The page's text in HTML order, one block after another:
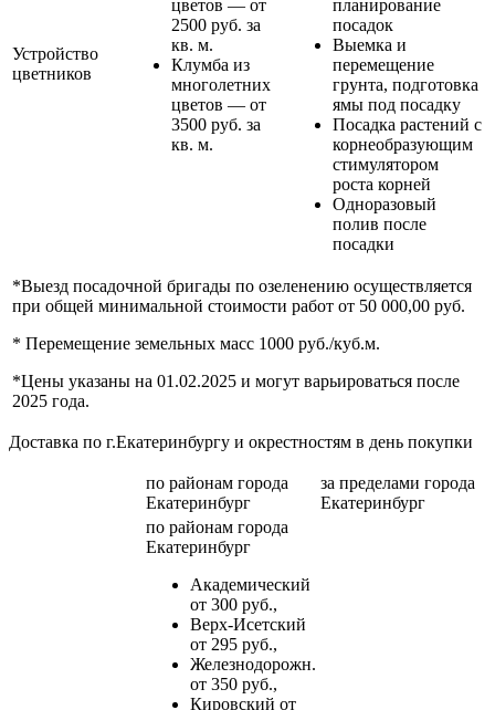
Устройство
цветников
цветов — от
2500 руб. за
кв. м.
Клумба из
многолетних
цветов — от
3500 руб. за
кв. м.
планирование
посадок
Выемка и
перемещение
грунта, подготовка
ямы под посадку
Посадка растений с
корнеобразующим
стимулятором
роста корней
Одноразовый
полив после
посадки
*Выезд посадочной бригады по озеленению осуществляется
при общей минимальной стоимости работ от 50 000,00 руб.
* Перемещение земельных масс 1000 руб./куб.м.
*Цены указаны на 01.02.2025 и могут варьироваться после
2025 года.
Доставка по г.Екатеринбургу и окрестностям в день покупки
по районам города
Екатеринбург
за пределами города
Екатеринбург
по районам города
Екатеринбург
Академический
от 300 руб.,
Верх-Исетский
от 295 руб.,
Железнодорожн.
от 350 руб.,
Кировский от